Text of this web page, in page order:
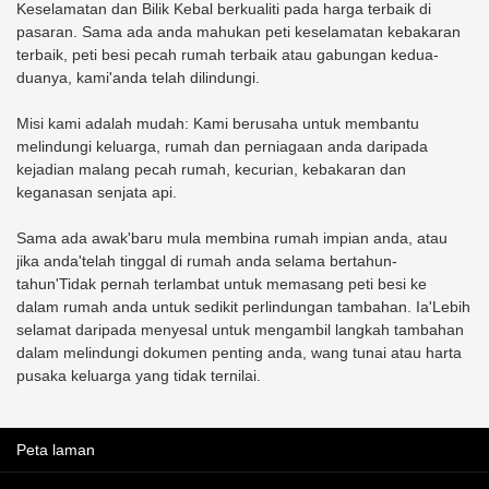
Keselamatan dan Bilik Kebal berkualiti pada harga terbaik di
pasaran. Sama ada anda mahukan peti keselamatan kebakaran
terbaik, peti besi pecah rumah terbaik atau gabungan kedua-
duanya, kami'anda telah dilindungi.
Misi kami adalah mudah: Kami berusaha untuk membantu
melindungi keluarga, rumah dan perniagaan anda daripada
kejadian malang pecah rumah, kecurian, kebakaran dan
keganasan senjata api.
Sama ada awak'baru mula membina rumah impian anda, atau
jika anda'telah tinggal di rumah anda selama bertahun-
tahun'Tidak pernah terlambat untuk memasang peti besi ke
dalam rumah anda untuk sedikit perlindungan tambahan. Ia'Lebih
selamat daripada menyesal untuk mengambil langkah tambahan
dalam melindungi dokumen penting anda, wang tunai atau harta
pusaka keluarga yang tidak ternilai.
Tamu.
pemasangan: 4 di bahagian
bawah* Kemasan cat kot
serbuk elektrostatik.
Peta laman